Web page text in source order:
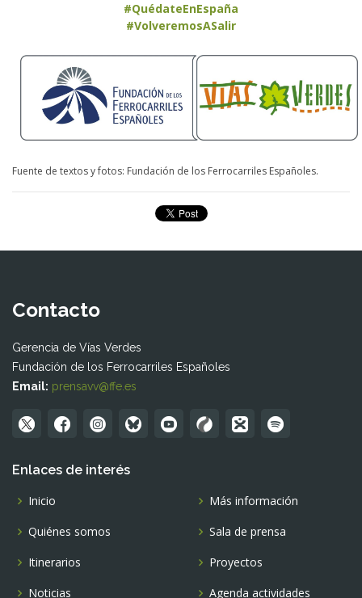
#QuédateEnEspaña
#VolveremosASalir
Fuente de textos y fotos: Fundación de los Ferrocarriles Españoles.
Contacto
Gerencia de Vías Verdes
Fundación de los Ferrocarriles Españoles
Email: prensavv@ffe.es
Enlaces de interés
Inicio
Quiénes somos
Itinerarios
Noticias
Más información
Sala de prensa
Proyectos
Agenda actividades